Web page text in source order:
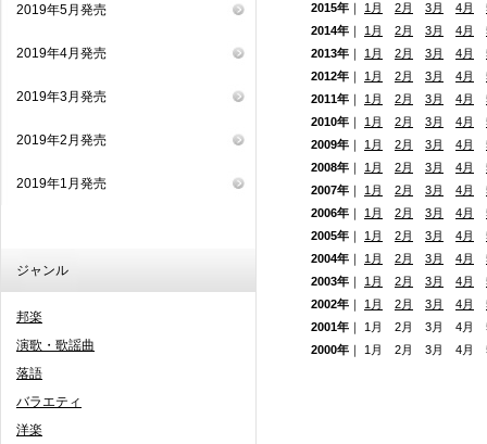
2019年5月発売
2019年4月発売
2019年3月発売
2019年2月発売
2019年1月発売
ジャンル
邦楽
演歌・歌謡曲
落語
バラエティ
洋楽
2015年 ｜ 1月 2月 3月 4月
2014年 ｜ 1月 2月 3月 4月
2013年 ｜ 1月 2月 3月 4月
2012年 ｜ 1月 2月 3月 4月
2011年 ｜ 1月 2月 3月 4月
2010年 ｜ 1月 2月 3月 4月
2009年 ｜ 1月 2月 3月 4月
2008年 ｜ 1月 2月 3月 4月
2007年 ｜ 1月 2月 3月 4月
2006年 ｜ 1月 2月 3月 4月
2005年 ｜ 1月 2月 3月 4月
2004年 ｜ 1月 2月 3月 4月
2003年 ｜ 1月 2月 3月 4月
2002年 ｜ 1月 2月 3月 4月
2001年 ｜ 1月 2月 3月 4
2000年 ｜ 1月 2月 3月 4